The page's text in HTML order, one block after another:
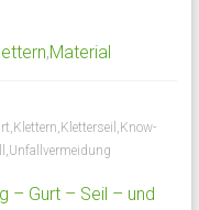
,Material
, Klettern, Kletterseil , Know-
,Unfallvermeidung